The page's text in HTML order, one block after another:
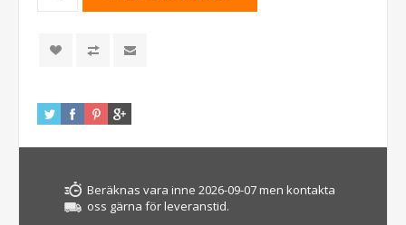
Beräknas vara inne 2026-09-07 men kontakta
oss gärna för leveranstid.